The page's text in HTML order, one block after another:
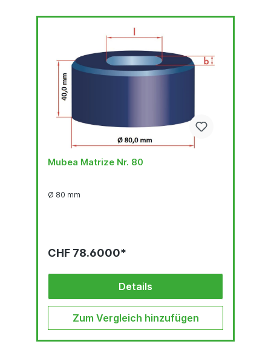
Mubea Matrize Nr. 80
Ø 80 mm
CHF 78.6000*
Details
Zum Vergleich hinzufügen